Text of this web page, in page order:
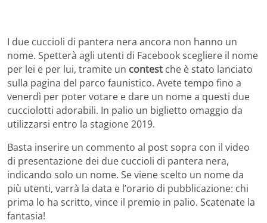
I due cuccioli di pantera nera ancora non hanno un
nome. Spetterà agli utenti di Facebook scegliere il nome
per lei e per lui, tramite un contest che è stato lanciato
sulla pagina del parco faunistico. Avete tempo fino a
venerdì per poter votare e dare un nome a questi due
cucciolotti adorabili. In palio un biglietto omaggio da
utilizzarsi entro la stagione 2019.
Basta inserire un commento al post sopra con il video
di presentazione dei due cuccioli di pantera nera,
indicando solo un nome. Se viene scelto un nome da
più utenti, varrà la data e l’orario di pubblicazione: chi
prima lo ha scritto, vince il premio in palio. Scatenate la
fantasia!